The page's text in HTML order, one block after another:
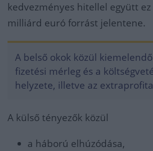
kedvezményes hitellel együtt
milliárd euró forrást jelentene.
A belső okok közül
fizetési mérleg és a
helyzete, illetve az
A külső tényezők közül
a háború elhúzódása,